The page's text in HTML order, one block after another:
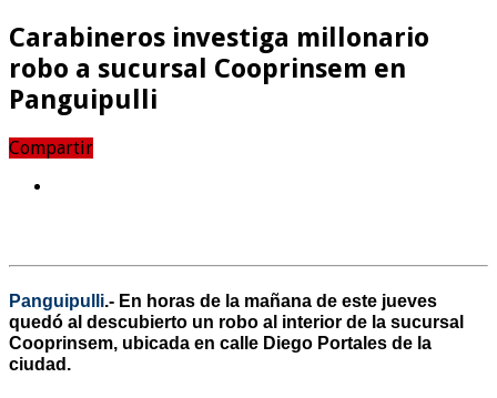
Carabineros investiga millonario
robo a sucursal Cooprinsem en
Panguipulli
Compartir
Panguipulli.- En horas de la mañana de este jueves
quedó al descubierto un robo al interior de la sucursal
Cooprinsem, ubicada en calle Diego Portales de la
ciudad.